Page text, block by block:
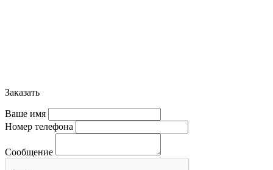
Заказать
Ваше имя
Номер телефона
Сообщение